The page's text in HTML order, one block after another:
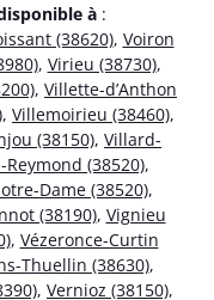
à :
(38620), Voiron
, Virieu (38730),
, Villette-d’Anthon
, Villemoirieu (38460),
(38150), Villard-
(38520),
Dame (38520),
(38190), Vignieu
, Vézeronce-Curtin
Thuellin (38630),
, Vernioz (38150),